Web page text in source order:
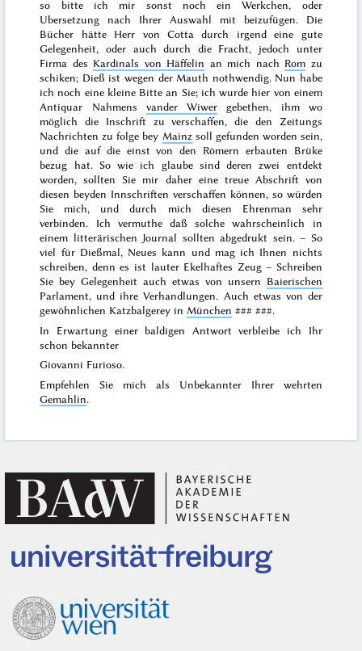
so bitte ich mir sonst noch ein Werkchen, oder
Ubersetzung nach Ihrer Auswahl mit beizufügen. Die
Bücher hätte Herr von Cotta durch irgend eine gute
Gelegenheit, oder auch durch die Fracht, jedoch unter
Firma des Kardinals von Häffelin an mich nach Rom zu
schiken; Dieß ist wegen der Mauth nothwendig. Nun habe
ich noch eine kleine Bitte an Sie; ich wurde hier von einem
Antiquar Nahmens vander Wiwer gebethen, ihm wo
möglich die Inschrift zu verschaffen, die den Zeitungs
Nachrichten zu folge bey Mainzsoll gefunden worden sein,
und die auf die einst von den Römern erbauten Brüke
bezug hat. So wie ich glaube sind deren zwei entdekt
worden, sollten Sie mir daher eine treue Abschrift von
diesen beyden Innschriften verschaffen können, so würden
Sie mich, und durch mich diesen Ehrenman sehr
verbinden. Ich vermuthe daß solche wahrscheinlich in
einem litterärischen Journal sollten abgedrukt sein. – So
viel für Dießmal, Neues kann und mag ich Ihnen nichts
schreiben, denn es ist lauter Ekelhaftes Zeug – Schreiben
Sie bey Gelegenheit auch etwas von unsern Baierischen
Parlament, und ihre Verhandlungen. Auch etwas von der
gewöhnlichen Katzbalgerey in München ### ###.
In Erwartung einer baldigen Antwort verbleibe ich Ihr
schon bekannter
Giovanni Furioso.
Empfehlen Sie mich als Unbekannter Ihrer wehrten
Gemahlin.